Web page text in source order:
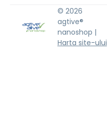
© 2026
agtive®
nanoshop |
Harta site-ului